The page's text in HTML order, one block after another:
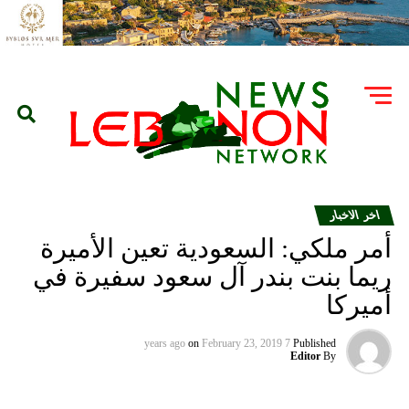
اخر الاخبار
أمر ملكي: السعودية تعين الأميرة
ريما بنت بندر آل سعود سفيرة في
أميركا
Published
7 years ago
on February 23, 2019
By
Editor